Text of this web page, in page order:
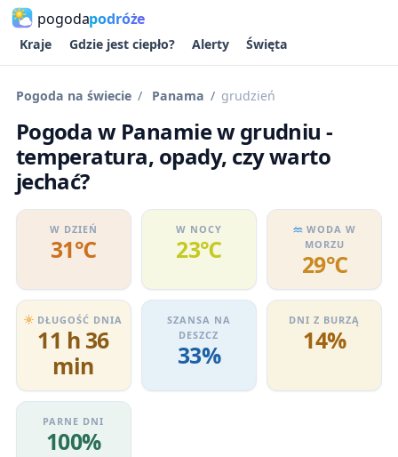
pogodapodróże
Kraje Gdzie jest ciepło? Alerty Święta
Pogoda na świecie Panama grudzień
Pogoda w Panamie w grudniu -
temperatura, opady, czy warto
jechać?
W DZIEŃ
31℃
W NOCY
23℃
WODA W
MORZU
29℃
DŁUGOŚĆ DNIA
11 h 36
min
SZANSA NA
DESZCZ
33%
DNI Z BURZĄ
14%
PARNE DNI
100%